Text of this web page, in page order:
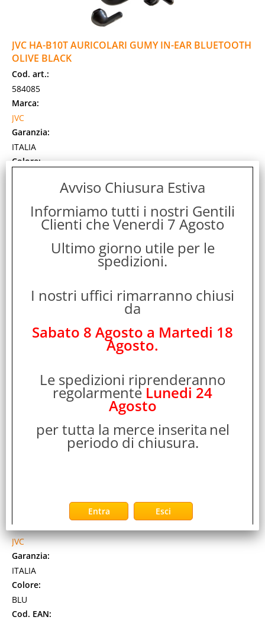
JVC HA-B10T AURICOLARI GUMY IN-EAR BLUETOOTH
OLIVE BLACK
Cod. art.:
584085
Marca:
JVC
Garanzia:
ITALIA
Colore:
4975769487255
Cod. Produttore:
Gli auricolari wireless Gumy Air sono pensati per
accompagnarti ogni giorno con leggerezza, comfort e
praticità. Il design compatto e confortevole li [...]
Non Disponibile
48 Ore lavorative
Marca:
JVC
Garanzia:
ITALIA
Colore:
BLU
Cod. EAN:
Avviso Chiusura Estiva
Informiamo tutti i nostri Gentili
Clienti che Venerdi 7 Agosto
Ultimo giorno utile per le
spedizioni.
I nostri uffici rimarranno chiusi
da
Sabato 8 Agosto a Martedi 18
Agosto.
Le spedizioni riprenderanno
regolarmente Lunedi 24
Agosto
per tutta la merce inserita nel
periodo di chiusura.